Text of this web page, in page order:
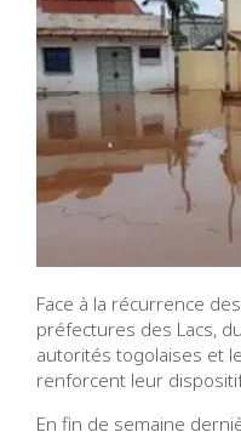
Face à la récurrence
préfectures des Lacs,
autorités togolaises et
renforcent leur
En fin de semaine